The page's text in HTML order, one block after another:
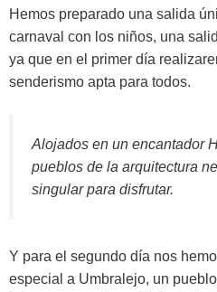
Hemos preparado una salida
carnaval con los niños, una
ya que en el primer día
senderismo apta para todos.
Alojados en un encantador
pueblos de la arquitectura
singular para disfrutar.
Y para el segundo día nos
especial a Umbralejo, un